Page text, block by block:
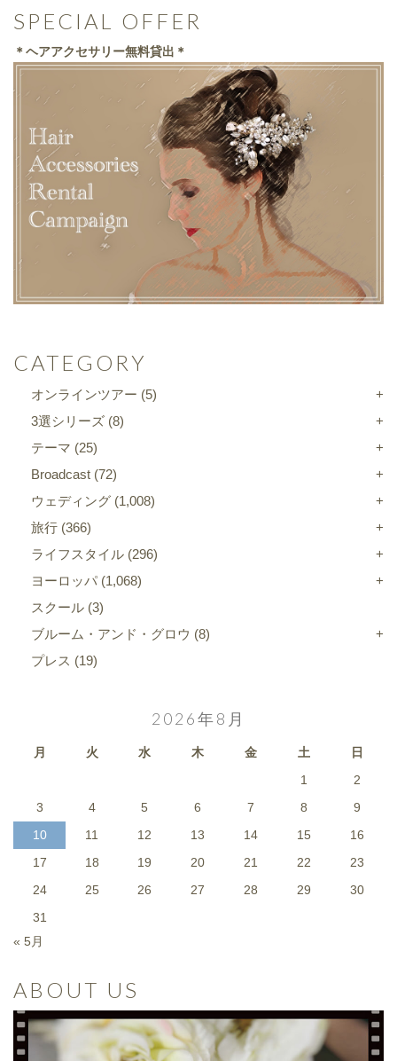
SPECIAL OFFER
＊ヘアアクセサリー無料貸出＊
CATEGORY
オンラインツアー (5)
3選シリーズ (8)
テーマ (25)
Broadcast (72)
ウェディング (1,008)
旅行 (366)
ライフスタイル (296)
ヨーロッパ(1,068)
スクール (3)
ブルーム・アンド・グロウ (8)
プレス (19)
2026年8月
月 火 水 木 金 土
日
1
2
3
4 5 6 7 8
9
10
11 12 13 14 15
16
17
18 19 20 21 22
23
24
25 26 27 28 29
30
31
« 5月
ABOUT US